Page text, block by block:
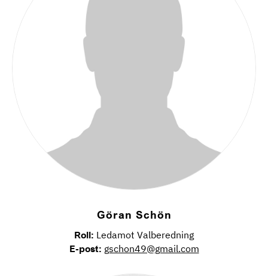
Göran Schön
Roll: Ledamot Valberedning
E-post: gschon49@gmail.com